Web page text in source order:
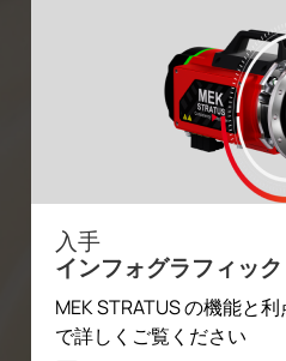
入手
インフォグラフィック
MEK STRATUS の機能と
で詳しくご覧ください